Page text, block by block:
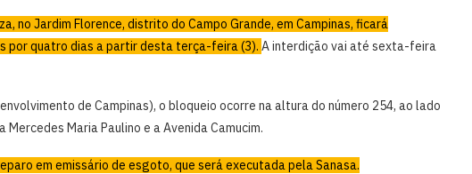
no Jardim Florence, distrito do Campo Grande, em Campinas, ficará
quatro dias a partir desta terça-feira (3). A interdição vai até sexta-feira
de Campinas), o bloqueio ocorre na altura do número 254, ao lado
Maria Paulino e a Avenida Camucim.
em emissário de esgoto, que será executada pela Sanasa.